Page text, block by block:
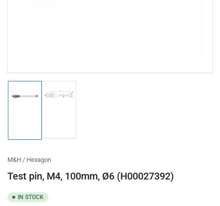
M&H / Hexagon
Test pin, M4, 100mm, Ø6 (H00027392)
IN STOCK